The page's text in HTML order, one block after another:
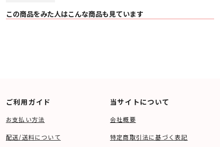
この商品をみた人はこんな商品も見ています
ご利用ガイド
お支払い方法
配送/送料について
当サイトについて
会社概要
特定商取引法に基づく表記